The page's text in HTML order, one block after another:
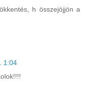
h összejöjjön a
1:04